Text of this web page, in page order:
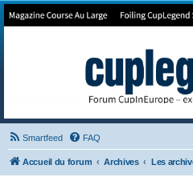
Forum de Cup In Europe
Smartfeed FAQ
Accueil du forum Archives